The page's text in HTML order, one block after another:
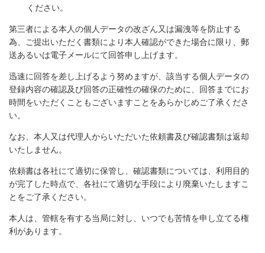
ください。
第三者による本人の個人データの改ざん又は漏洩等を防止する
為、ご提出いただく書類により本人確認ができた場合に限り、郵
送あるいは電子メールにて回答申し上げます。
迅速に回答を差し上げるよう努めますが、該当する個人データの
登録内容の確認及び回答の正確性の確保のために、回答までにお
時間をいただくこともございますことをあらかじめご了承くださ
い。
なお、本人又は代理人からいただいた依頼書及び確認書類は返却
いたしません。
依頼書は各社にて適切に保管し、確認書類については、利用目的
が完了した時点で、各社にて適切な手段により廃棄いたしますこ
とをご了承ください。
本人は、管轄を有する当局に対し、いつでも苦情を申し立てる権
利があります。